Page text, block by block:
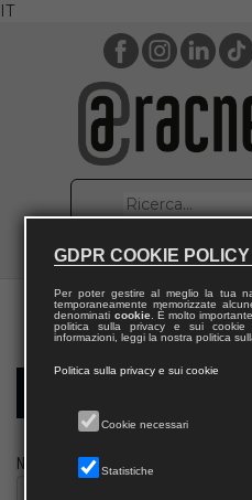
IT
Nome
GDPR COOKIE POLICY
Per poter gestire al meglio la tua
temporaneamente memorizzate
denominati cookie. È molto
politica sulla privacy e sui
informazioni, leggi la nostra politica
Politica sulla privacy e sui cookie
Cookie necessari
Statistiche